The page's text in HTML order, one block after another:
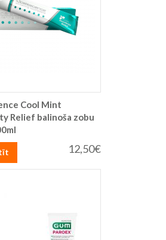
Cool Mint
Relief balinoša zobu
12,50€